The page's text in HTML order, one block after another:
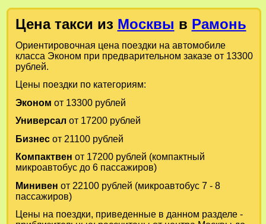
Цена такси из Москвы в Рамонь
Ориентировочная цена поездки на автомобиле
класса Эконом при предварительном заказе от 13300
рублей.
Цены поездки по категориям:
Эконом от 13300 рублей
Универсал от 17200 рублей
Бизнесот 21100 рублей
Компактвен от 17200 рублей (компактный
микроавтобус до 6 пассажиров)
Минивен от 22100 рублей (микроавтобус 7 - 8
пассажиров)
Цены на поездки, приведенные в данном разделе -